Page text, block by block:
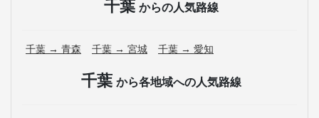
千葉 からの人気路線
千葉 → 青森 千葉 → 宮城 千葉 → 愛知
千葉 から各地域への人気路線